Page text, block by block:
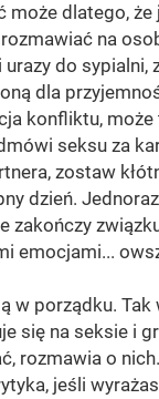
może dlatego,
na
do sypialni,
dla
konfliktu,
seksu za
zostaw
dzień.
zakończy
emocjami...
w porządku. Tak
się na seksie i
rozmawia o
jeśli